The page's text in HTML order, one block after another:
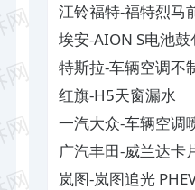
江铃福特-福特烈马
埃安-AION S电池鼓
特斯拉-车辆空调不
红旗-H5天窗漏水
一汽大众-车辆空调
广汽丰田-威兰达卡
磁
岚图-岚图追光